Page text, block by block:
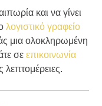
και να γίνει
λογιστικό γραφείο
μια ολοκληρωμένη
σεεπικοινωνία
λεπτομέρειες.